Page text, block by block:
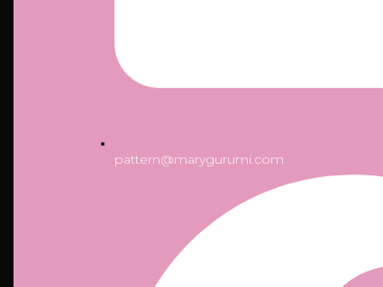
pattern@marygurumi.com